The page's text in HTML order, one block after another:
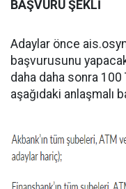
BAŞVURU ŞEKLİ
Adaylar önce
başvurusunu
daha daha sonra 100
aşağıdaki anlaşmalı